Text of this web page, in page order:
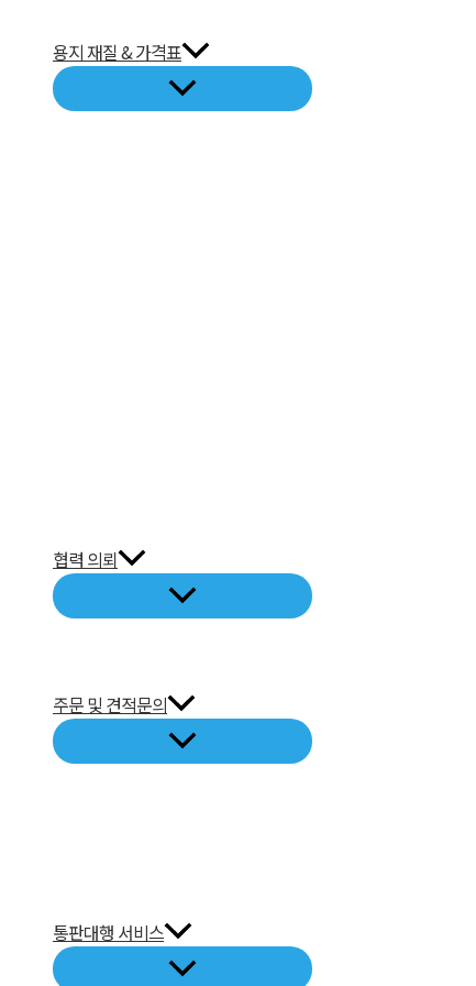
용지 재질 & 가격표
협력 의뢰
주문 및 견적문의
통판대행 서비스